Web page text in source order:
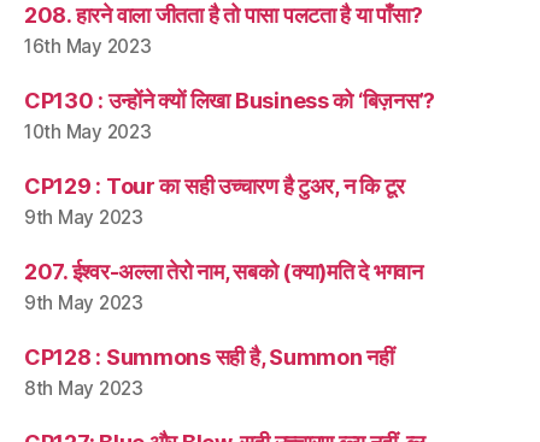
208. हारने वाला जीतता है तो पासा पलटता है या पाँसा?
16th May 2023
CP130 : उन्होंने क्यों लिखा Business को ‘बिज़नस’?
10th May 2023
CP129 : Tour का सही उच्चारण है टुअर, न कि टूर
9th May 2023
207. ईश्वर-अल्ला तेरो नाम, सबको (क्या)मति दे भगवान
9th May 2023
CP128 : Summons सही है, Summon नहीं
8th May 2023